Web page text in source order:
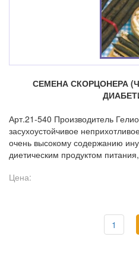
СЕМЕНА СКОРЦОНЕРА
Арт.21-540 Производитель
засухоустойчивое
очень высокому содержанию
диетическим продуктом
Цена:
1